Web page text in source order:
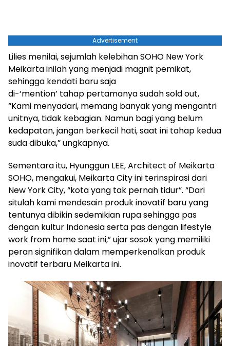
Advertisement
Lilies menilai, sejumlah kelebihan SOHO New York
Meikarta inilah yang menjadi magnit pemikat,
sehingga kendati baru saja
di-‘mention’ tahap pertamanya sudah sold out,
“Kami menyadari, memang banyak yang mengantri
unitnya, tidak kebagian. Namun bagi yang belum
kedapatan, jangan berkecil hati, saat ini tahap kedua
suda dibuka,” ungkapnya.
Sementara itu, Hyunggun LEE, Architect of Meikarta
SOHO, mengakui, Meikarta City ini terinspirasi dari
New York City, “kota yang tak pernah tidur”. “Dari
situlah kami mendesain produk inovatif baru yang
tentunya dibikin sedemikian rupa sehingga pas
dengan kultur Indonesia serta pas dengan lifestyle
work from home saat ini,” ujar sosok yang memiliki
peran signifikan dalam memperkenalkan produk
inovatif terbaru Meikarta ini.